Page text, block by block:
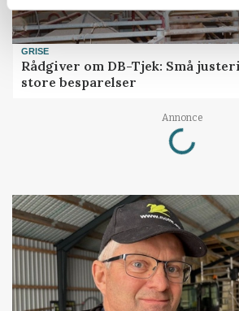
GRISE
Rådgiver om DB-Tjek: Små
store besparelser
Annonce
Loading...